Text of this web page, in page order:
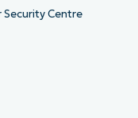
Security Centre